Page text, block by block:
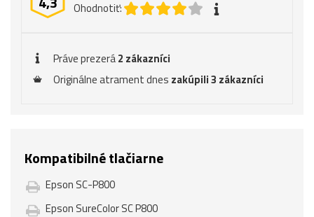
Ohodnotiť:
Práve prezerá2 zákazníci
Originálne atrament dnes zakúpili 3 zákazníci
Kompatibilné tlačiarne
Epson SC-P800
Epson SureColor SC P800